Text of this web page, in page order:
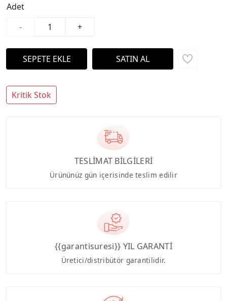
Adet
-
+
Kritik Stok
TESLİMAT BİLGİLERİ
Ürününüz gün içerisinde teslim edilir
{{garantisuresi}} YIL GARANTİ
Üretici/distribütör garantilidir.